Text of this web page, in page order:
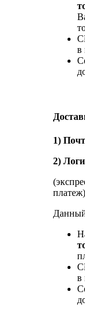
в
1)
2)
платеж)
Данный
в